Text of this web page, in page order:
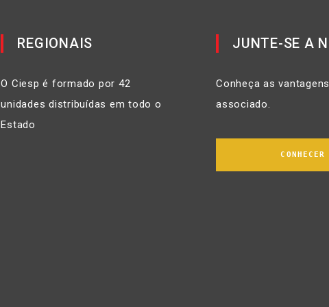
REGIONAIS
O Ciesp é formado por 42
unidades distribuídas em todo o
Estado
JUNTE-SE A
Conheça as
associado.
CONHECER